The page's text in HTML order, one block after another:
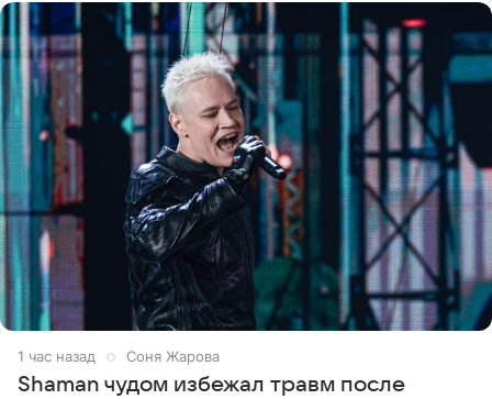
1 час назад Соня Жарова
Shaman чудом избежал травм после